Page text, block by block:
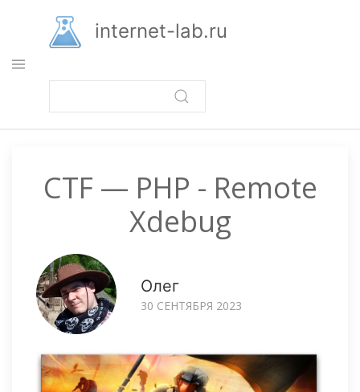
основному
содержанию
internet-lab.ru
CTF — PHP - Remote
Xdebug
Олег
30 СЕНТЯБРЯ 2023